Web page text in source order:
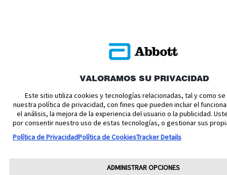
VALORAMOS SU PRIVACIDAD
Este sitio utiliza cookies y tecnologías relacionadas, tal y como
nuestra política de privacidad, con fines que pueden incluir el
el análisis, la mejora de la experiencia del usuario o la publicidad.
por consentir nuestro uso de estas tecnologías, o gestionar sus
Política de PrivacidadPolítica de CookiesTracker Details
ADMINISTRAR OPCIONES